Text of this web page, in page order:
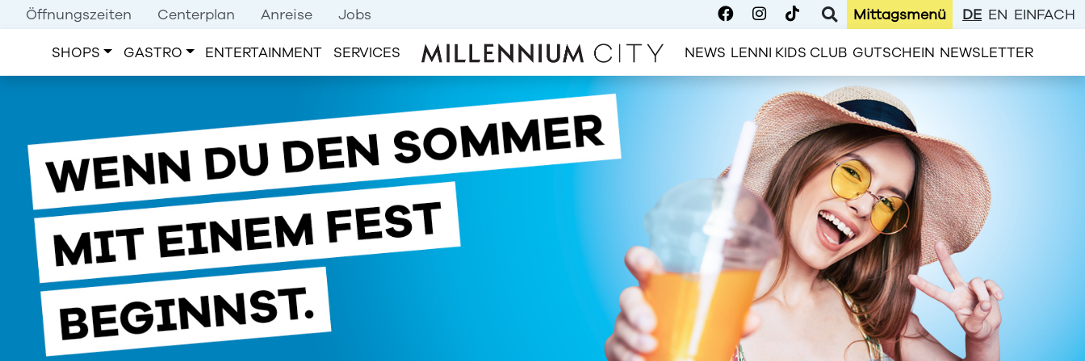
Skip to main content
Öffnungszeiten Centerplan Anreise Jobs Mittagsmenü DE EN EINFACH
SHOPS GASTRO ENTERTAINMENT SERVICES NEWS LENNI KIDS CLUB GUTSCHEIN NEWSLETTER